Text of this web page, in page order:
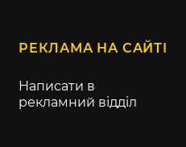
РЕКЛАМА НА САЙТІ
Написати в
рекламний відділ